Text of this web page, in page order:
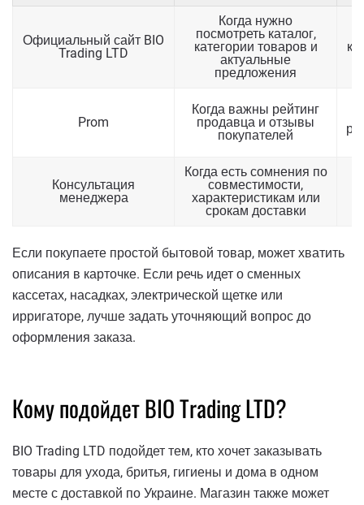
Официальный сайт BIO
Trading LTD
Когда нужно
посмотреть каталог,
категории товаров и
актуальные
предложения
Prom
Когда важны рейтинг
продавца и отзывы
покупателей
Консультация
менеджера
Когда есть сомнения по
совместимости,
характеристикам или
срокам доставки
Если покупаете простой бытовой товар, может хватить
описания в карточке. Если речь идет о сменных
кассетах, насадках, электрической щетке или
ирригаторе, лучше задать уточняющий вопрос до
оформления заказа.
Кому подойдет BIO Trading LTD?
BIO Trading LTD подойдет тем, кто хочет заказывать
товары для ухода, бритья, гигиены и дома в одном
месте с доставкой по Украине. Магазин также может